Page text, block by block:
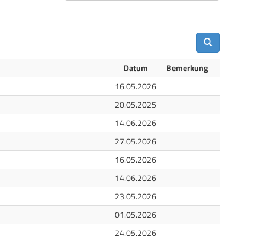
Datum
Bemerkung
16.05.2026
20.05.2025
14.06.2026
27.05.2026
16.05.2026
14.06.2026
23.05.2026
01.05.2026
24.05.2026